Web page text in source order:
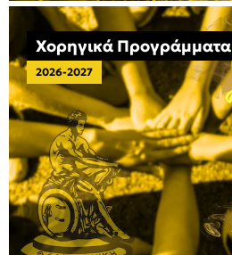
Χορηγικά Προγράμματα
2026-2027